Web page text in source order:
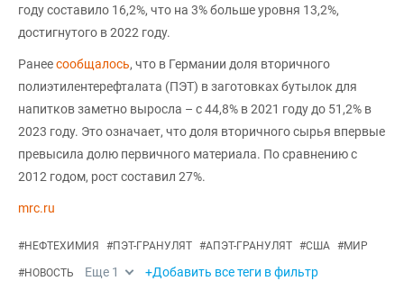
году составило 16,2%, что на 3% больше уровня 13,2%,
достигнутого в 2022 году.
Ранеесообщалось, что в Германии доля вторичного
полиэтилентерефталата (ПЭТ) в заготовках бутылок для
напитков заметно выросла – с 44,8% в 2021 году до 51,2% в
2023 году. Это означает, что доля вторичного сырья впервые
превысила долю первичного материала. По сравнению с
2012 годом, рост составил 27%.
mrc.ru
#НЕФТЕХИМИЯ #ПЭТ-ГРАНУЛЯТ #АПЭТ-ГРАНУЛЯТ #США #МИР
#НОВОСТЬ Еще 1 +Добавить все теги в фильтр